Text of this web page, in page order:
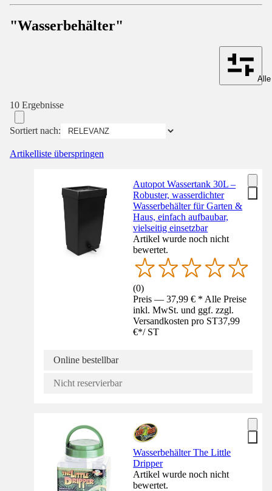
"Wasserbehälter"
10 Ergebnisse
Sortiert nach:
Artikelliste überspringen
Autopot Wassertank 30L –
Robuster, wasserdichter
Wasserbehälter für Garten &
Haus, einfach aufbaubar,
vielseitig einsetzbar
Artikel wurde noch nicht
bewertet.
(0)
Preis — 37,99 € * Alle Preise
inkl. MwSt. und ggf. zzgl.
Versandkosten pro ST37,99
€*/ ST
Online bestellbar
Nicht reservierbar
Wasserbehälter The Little
Dripper
Artikel wurde noch nicht
bewertet.